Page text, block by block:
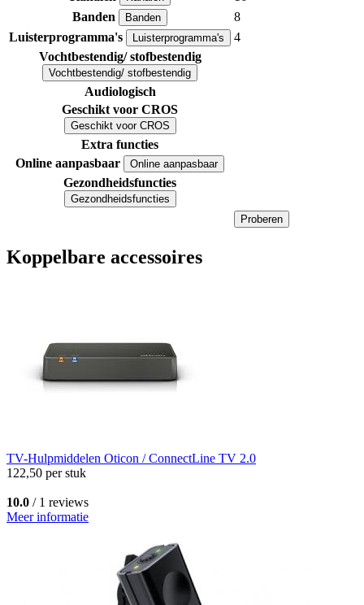
Banden
Banden
8
Luisterprogramma's
Luisterprogramma's
4
Vochtbestendig/ stofbestendig
Vochtbestendig/ stofbestendig
Audiologisch
Geschikt voor CROS
Geschikt voor CROS
Extra functies
Online aanpasbaar
Online aanpasbaar
Gezondheidsfuncties
Gezondheidsfuncties
Proberen
Koppelbare accessoires
TV-Hulpmiddelen Oticon / ConnectLine TV 2.0
122,50 per stuk
10.0 / 1 reviews
Meer informatie